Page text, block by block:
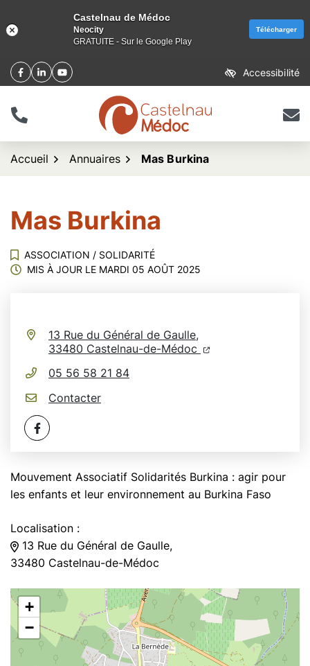
Aller
au
Facebook
(ouverture dans un nouvel onglet)
Linkedin
(ouverture dans un nouvel onglet)
YouTube
(ouverture dans un nouvel onglet) Accessibilité
Tél. logo Castelnau de
Accueil Annuaires Mas Burkina
Mas Burkina
ASSOCIATION / SOLIDARITÉ
MIS À JOUR LE MARDI 05 AOÛT 2025
13 Rue du Général de Gaulle,
33480 Castelnau-de-Médoc (ouverture dans un
(ouverture dans
05 56 58 21 84
Contacter
Facebook
Mouvement Associatif Solidarités Burkina : agir pour
les enfants et leur environnement au Burkina Faso
Localisation :
13 Rue du Général de Gaulle,
33480 Castelnau-de-Médoc
+
−
Castelnau de Médoc
Neocity
GRATUITE - Sur le Google Play
Télécharger